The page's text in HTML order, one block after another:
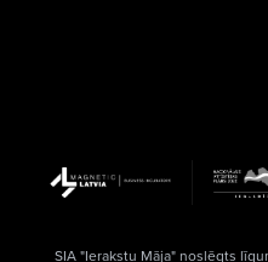
SIA "Ierakstu Māja" noslēgts